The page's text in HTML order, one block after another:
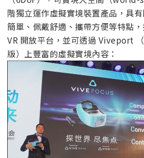
階獨立運作虛擬實境裝置產品，具
簡單、佩戴舒適、攜帶方便等特點
VR 開放平台，並可透過 Viveport
版）上豐富的虛擬實境內容：